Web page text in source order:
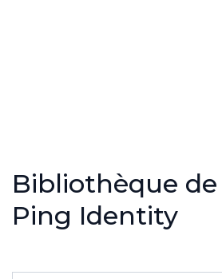
Bibliothèque
Ping Identity